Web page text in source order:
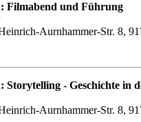
Filmabend und Führung
Aurnhammer-Str. 8,
Storytelling - Geschichte in
Aurnhammer-Str. 8,